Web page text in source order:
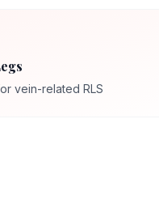
vein-related RLS